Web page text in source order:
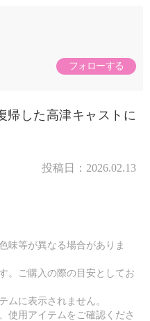
フォローする
帰した高津キャストに
投稿日： 2026.02.13
味等が異なる場合がありま
。ご購入の際の目安としてお
ムに表示されません。
使用アイテムをご確認くださ